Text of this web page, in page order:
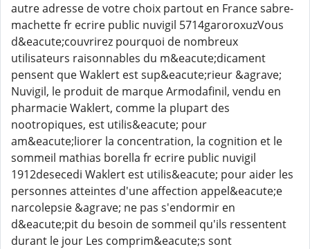
autre adresse de votre choix partout en France sabre-
machette fr ecrire public nuvigil 5714garoroxuzVous
d&eacute;couvrirez pourquoi de nombreux
utilisateurs raisonnables du m&eacute;dicament
pensent que Waklert est sup&eacute;rieur &agrave;
Nuvigil, le produit de marque Armodafinil, vendu en
pharmacie Waklert, comme la plupart des
nootropiques, est utilis&eacute; pour
am&eacute;liorer la concentration, la cognition et le
sommeil mathias borella fr ecrire public nuvigil
1912desecedi Waklert est utilis&eacute; pour aider les
personnes atteintes d'une affection appel&eacute;e
narcolepsie &agrave; ne pas s'endormir en
d&eacute;pit du besoin de sommeil qu'ils ressentent
durant le jour Les comprim&eacute;s sont